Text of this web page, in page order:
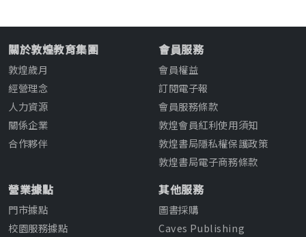
關於敦煌教育集團
敦煌歲月
經營理念
人力資源
關係企業
合作夥伴
會員服務
會員權益
訂閱電子報
會員服務條款
敦煌會員紅利使用須知
敦煌書局隱私權保護政策
敦煌書局電子商務條款
營業據點
門市據點
校園服務據點
其他服務
圖書採購
Caves Publishing